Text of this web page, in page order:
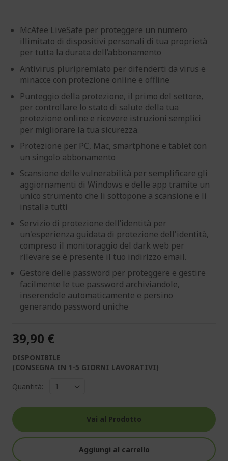
McAfee LiveSafe per proteggere un numero
illimitato di dispositivi personali di tua proprietà
per tutta la durata dell’abbonamento
Antivirus pluripremiato per difenderti da virus e
minacce con protezione online e offline
Punteggio della protezione, il primo del settore,
per controllare lo stato di salute della tua
protezione online e ricevere istruzioni semplici
per migliorare la tua sicurezza.
Protezione per PC, Mac, smartphone e tablet con
un singolo abbonamento
Scansione delle vulnerabilità per semplificare gli
aggiornamenti di Windows e delle app tramite un
unico strumento che li sottopone a scansione e li
installa tutti
Servizio di protezione dell’identità per
un'esperienza guidata di protezione dell'identità,
compreso il monitoraggio del dark web per
rilevare se è presente il tuo indirizzo email.
Gestore delle password per proteggere e gestire
facilmente le tue password archiviandole,
inserendole automaticamente e persino
generando password uniche
39,90 €
DISPONIBILE
(CONSEGNA IN 1-5 GIORNI LAVORATIVI)
Quantità:
Vai al Prodotto
Aggiungi al carrello